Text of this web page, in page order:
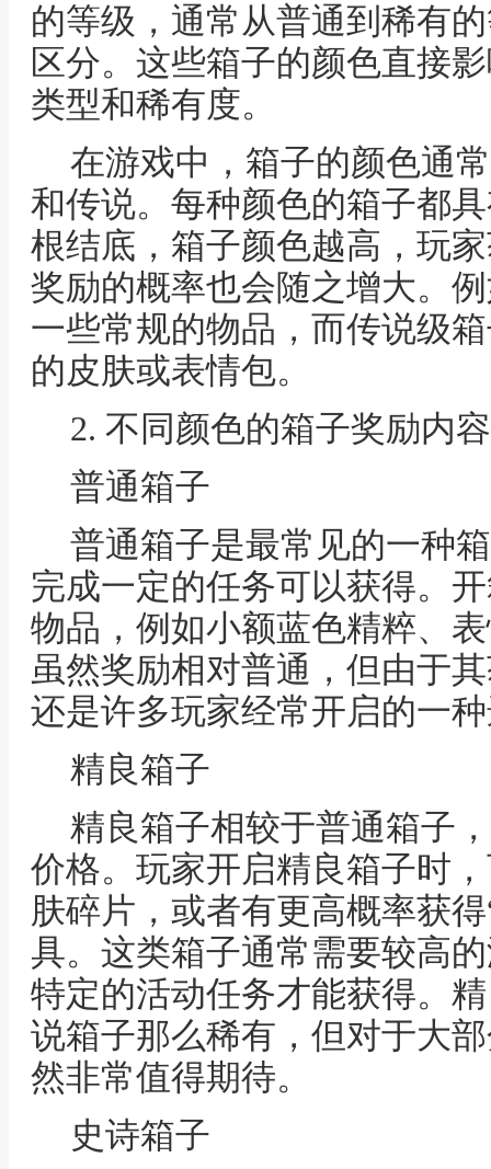
的等级，通常从普通到稀有
区分。这些箱子的颜色直接
类型和稀有度。
在游戏中，箱子的颜色通
和传说。每种颜色的箱子都
根结底，箱子颜色越高，玩
奖励的概率也会随之增大。
一些常规的物品，而传说级
的皮肤或表情包。
2. 不同颜色的箱子奖励内容
普通箱子
普通箱子是最常见的一种
完成一定的任务可以获得。
物品，例如小额蓝色精粹、
虽然奖励相对普通，但由于
还是许多玩家经常开启的一
精良箱子
精良箱子相较于普通箱子
价格。玩家开启精良箱子时
肤碎片，或者有更高概率获
具。这类箱子通常需要较高
特定的活动任务才能获得。
说箱子那么稀有，但对于大
然非常值得期待。
史诗箱子